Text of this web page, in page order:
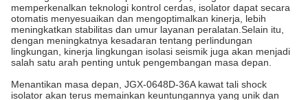
memperkenalkan teknologi kontrol cerdas, isolator dapat secara
otomatis menyesuaikan dan mengoptimalkan kinerja, lebih
meningkatkan stabilitas dan umur layanan peralatan.Selain itu,
dengan meningkatnya kesadaran tentang perlindungan
lingkungan, kinerja lingkungan isolasi seismik juga akan menjadi
salah satu arah penting untuk pengembangan masa depan.
Menantikan masa depan, JGX-0648D-36A kawat tali shock
isolator akan terus memainkan keuntungannya yang unik dan